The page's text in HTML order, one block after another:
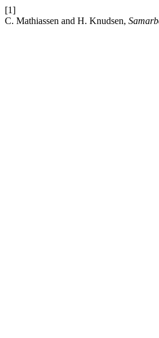
[1]
C. Mathiassen and H. Knudsen,